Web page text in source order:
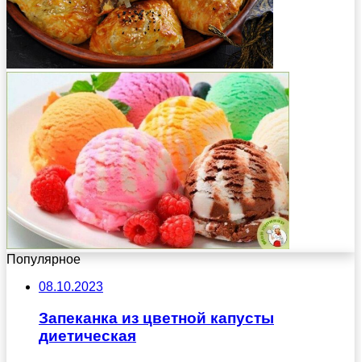
Популярное
08.10.2023
Запеканка из цветной капусты
диетическая